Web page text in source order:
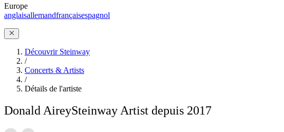
Europe
anglaisallemandfrançaisespagnol
Découvrir Steinway
/
Concerts & Artists
/
Détails de l'artiste
Donald AireySteinway Artist depuis 2017